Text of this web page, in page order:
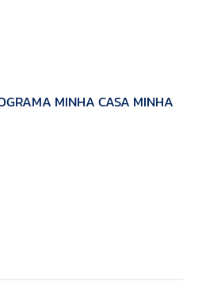
MINHA CASA MINHA